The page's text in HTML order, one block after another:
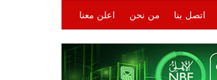
اتصل بنا من نحن اعلن معنا